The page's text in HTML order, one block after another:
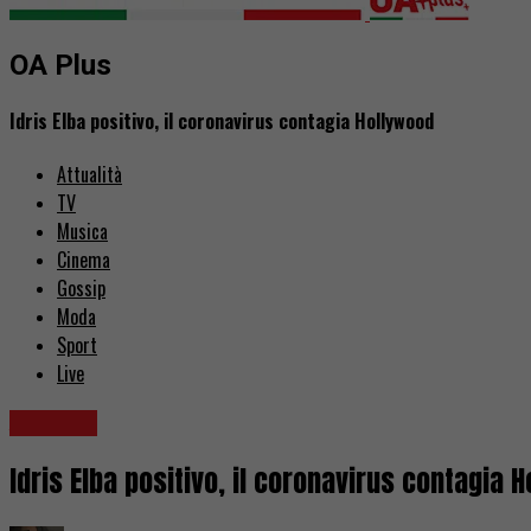
OA Plus
Idris Elba positivo, il coronavirus contagia Hollywood
Attualità
TV
Musica
Cinema
Gossip
Moda
Sport
Live
Idris Elba positivo, il coronavirus contagia